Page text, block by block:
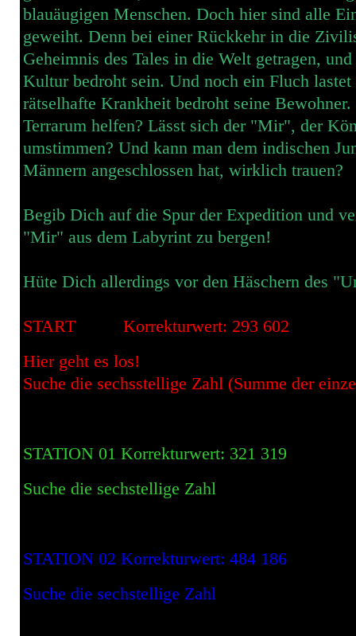
blauäugigen Menschen. Doch hier sind alle
geweiht. Denn bei einer Rückkehr in die
Geheimnis des Tales in die Welt getragen,
Kultur bedroht sein. Und noch ein Fluch
rätselhafte Krankheit bedroht seine
Terrarum helfen? Lässt sich der "Mir", der
umstimmen? Und kann man dem indischen
Männern angeschlossen hat, wirklich trauen?
Begib Dich auf die Spur der Expedition und
"Mir" aus dem Labyrint zu bergen!
Hüte Dich allerdings vor den Häschern des
START Korrekturwert: 293 602
Hier geht es los!
Suche die sechsstellige Zahl (Summe der
STATION 01 Korrekturwert: 321 319
Suche die sechstellige Zahl
STATION 02 Korrekturwert: 484 186
Suche die sechstellige Zahl